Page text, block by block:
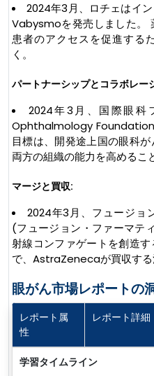
2024年3月、ロチェはイ
Vabysmoを発売しました。
患者のアクセスを促進する
く。
パートナーシップとコラボレー
2024年3月、国際眼科
Ophthalmology
目標は、開発途上国の眼科が
両方の組織の能力を高めるこ
マージと買収:
2024年3月、フュージョ
(フュージョン・ファーマテ
射線コンファゲートを創造
で、AstraZenecaが買収する
眼がん市場レポートの
レポート属
性
レポート詳細
学習タイムライン